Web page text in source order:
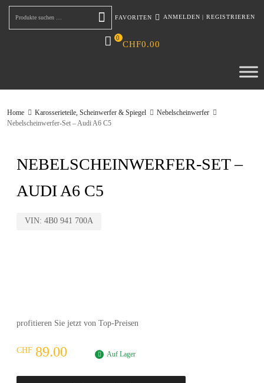
Suchen
FAVORITEN ANMELDEN | REGISTRIEREN
CHF0.00
0
Home Karosserieteile, Scheinwerfer & Spiegel
Nebelscheinwerfer
Nebelscheinwerfer-Set – Audi A6 C5
NEBELSCHEINWERFER-SET –
AUDI A6 C5
VIN: 4B0 941 700A
profitieren Sie jetzt von Top-Preisen
CHF 89.00 Auf Lager